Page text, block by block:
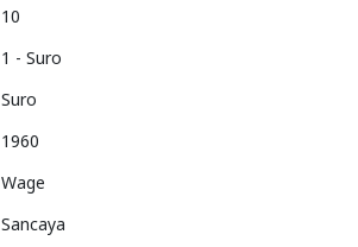
10
1 - Suro
Suro
1960
Wage
Sancaya